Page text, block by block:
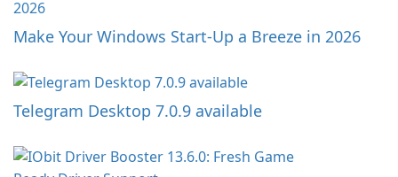
Make Your Windows Start-Up a Breeze in 2026
Telegram Desktop 7.0.9 available